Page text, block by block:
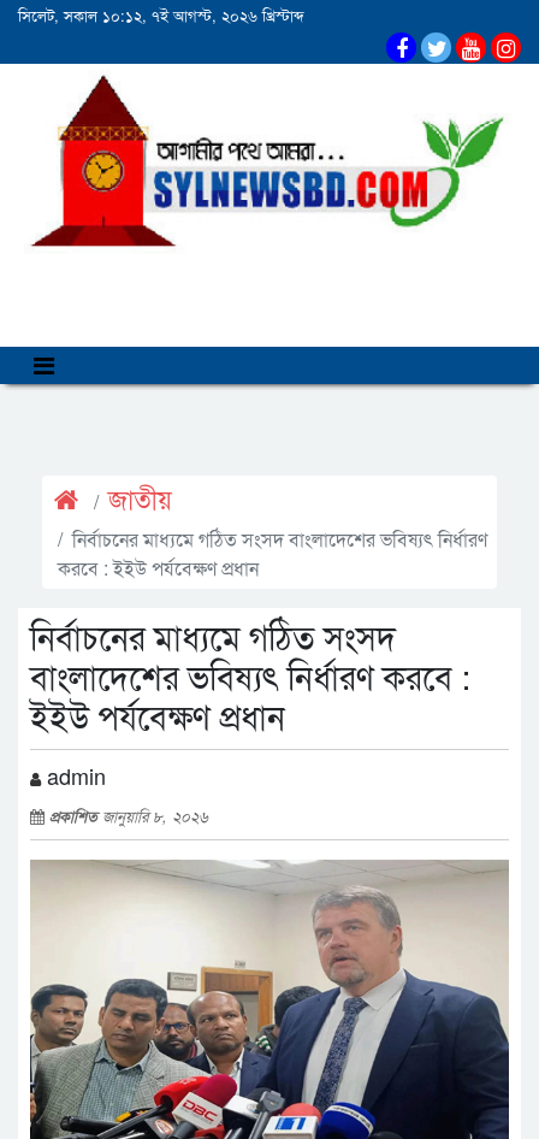
সিলেট, সকাল ১০:১২, ৭ই আগস্ট, ২০২৬ খ্রিস্টাব্দ
জাতীয়
নির্বাচনের মাধ্যমে গঠিত সংসদ বাংলাদেশের ভবিষ্যৎ নির্ধারণ
করবে : ইইউ পর্যবেক্ষণ প্রধান
নির্বাচনের মাধ্যমে গঠিত সংসদ
বাংলাদেশের ভবিষ্যৎ নির্ধারণ করবে :
ইইউ পর্যবেক্ষণ প্রধান
admin
প্রকাশিতজানুয়ারি ৮, ২০২৬